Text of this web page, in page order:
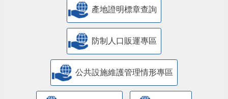
產地證明標章查詢
防制人口販運專區
​公共設施維護管理情形專區